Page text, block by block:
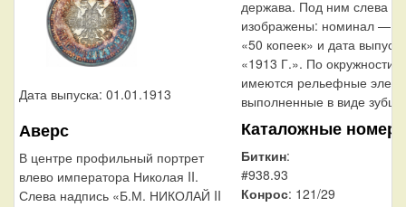
Дата выпуска: 01.01.1913
Аверс
В центре профильный портрет
влево императора Николая II.
Слева надпись «Б.М. НИКОЛАЙ II
держава. Под ним слева
изображены: номинал —
«50 копеек» и дата выпуска
«1913 Г.». По окружности
имеются рельефные
выполненные в виде
Каталожные номера
Биткин:
#938.93
Конрос: 121/29